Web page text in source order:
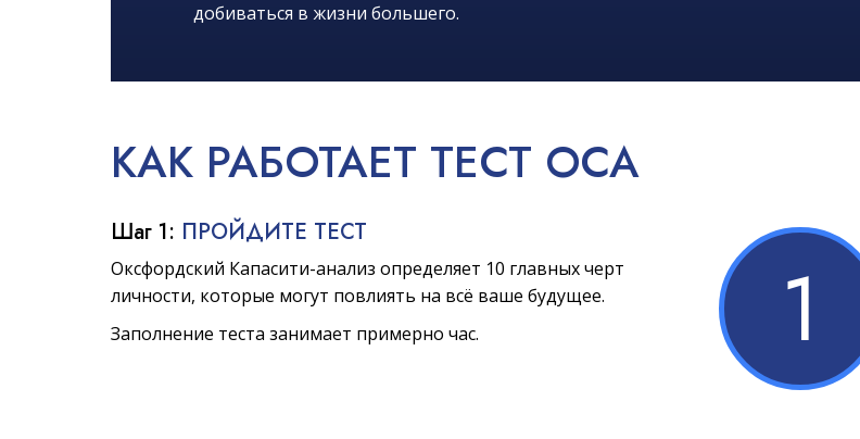
добиваться в жизни большего.
КАК РАБОТАЕТ ТЕСТ OCA
Шаг 1: ПРОЙДИТЕ ТЕСТ
Оксфордский Капасити-анализ определяет 10 главных черт
личности, которые могут повлиять на всё ваше будущее.
Заполнение теста занимает примерно час.
1